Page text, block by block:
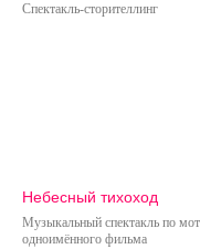
Спектакль-сторителлинг
Небесный тихоход
Музыкальный спектакль по
одноимённого фильма